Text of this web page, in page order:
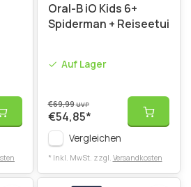
Oral-B iO Kids 6+
Spiderman + Reiseetui
Auf Lager
€69,99UVP
€54,85*
Vergleichen
* Inkl. MwSt. zzgl. Versandkosten